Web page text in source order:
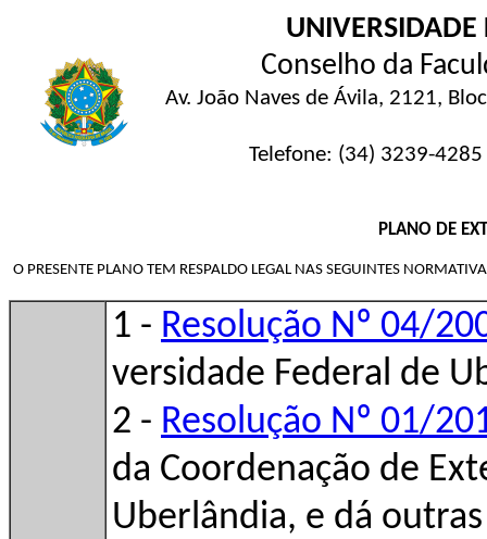
UNIVERSIDADE
Conselho da
Av. João Naves de Ávila, 2121,
Telefone: (34) 3239-
PLANO DE
O PRESENTE PLANO TEM RESPALDO LEGAL NAS SEGUINTES
1 - Resolução Nº 04/
versidade Federal de
2 - Resolução Nº 01/
da Coordenação de
Uberlândia, e dá